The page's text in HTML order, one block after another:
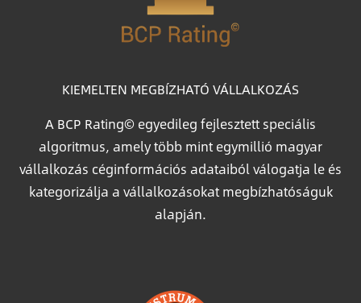
KIEMELTEN MEGBÍZHATÓ VÁLLALKOZÁS
A BCP Rating© egyedileg fejlesztett speciális
algoritmus, amely több mint egymillió magyar
vállalkozás céginformációs adataiból válogatja le és
kategorizálja a vállalkozásokat megbízhatóságuk
alapján.